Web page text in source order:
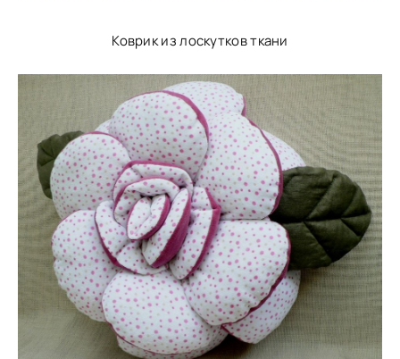
Коврик из лоскутков ткани